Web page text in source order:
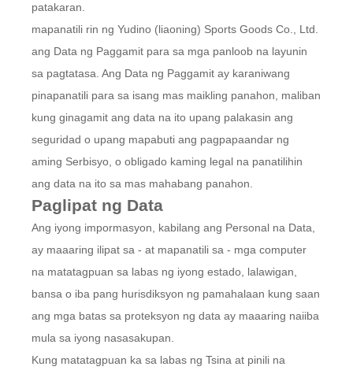
patakaran.
mapanatili rin ng Yudino (liaoning) Sports Goods Co., Ltd.
ang Data ng Paggamit para sa mga panloob na layunin
sa pagtatasa. Ang Data ng Paggamit ay karaniwang
pinapanatili para sa isang mas maikling panahon, maliban
kung ginagamit ang data na ito upang palakasin ang
seguridad o upang mapabuti ang pagpapaandar ng
aming Serbisyo, o obligado kaming legal na panatilihin
ang data na ito sa mas mahabang panahon.
Paglipat ng Data
Ang iyong impormasyon, kabilang ang Personal na Data,
ay maaaring ilipat sa - at mapanatili sa - mga computer
na matatagpuan sa labas ng iyong estado, lalawigan,
bansa o iba pang hurisdiksyon ng pamahalaan kung saan
ang mga batas sa proteksyon ng data ay maaaring naiiba
mula sa iyong nasasakupan.
Kung matatagpuan ka sa labas ng Tsina at pinili na